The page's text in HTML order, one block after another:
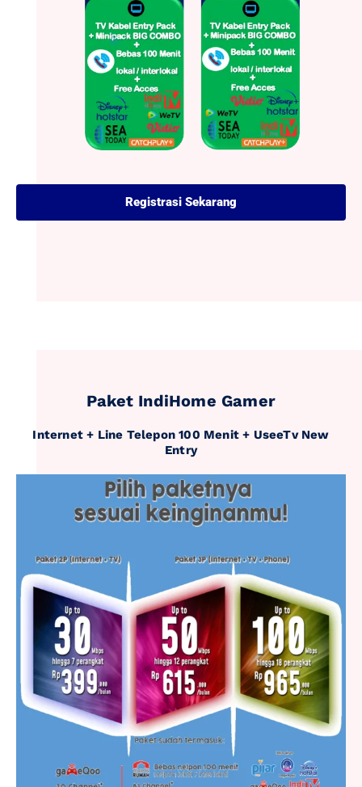
Registrasi Sekarang
Paket IndiHome Gamer
Internet + Line Telepon 100 Menit + UseeTv New
Entry